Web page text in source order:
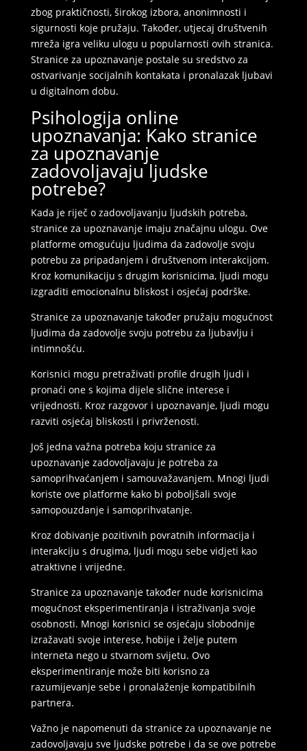
zbog praktičnosti, širokog izbora, anonimnosti i
sigurnosti koje pružaju. Također, utjecaj društvenih
mreža igra veliku ulogu u popularnosti ovih stranica.
Stranice za upoznavanje postale su sredstvo za
ostvarivanje socijalnih kontakata i pronalazak ljubavi
u digitalnom dobu.
Psihologija online
upoznavanja: Kako stranice
za upoznavanje
zadovoljavaju ljudske
potrebe?
Kada je riječ o zadovoljavanju ljudskih potreba,
stranice za upoznavanje imaju značajnu ulogu. Ove
platforme omogućuju ljudima da zadovolje svoju
potrebu za pripadanjem i društvenom interakcijom.
Kroz komunikaciju s drugim korisnicima, ljudi mogu
izgraditi emocionalnu bliskost i osjećaj podrške.
Stranice za upoznavanje također pružaju mogućnost
ljudima da zadovolje svoju potrebu za ljubavlju i
intimnošću.
Korisnici mogu pretraživati profile drugih ljudi i
pronaći one s kojima dijele slične interese i
vrijednosti. Kroz razgovor i upoznavanje, ljudi mogu
razviti osjećaj bliskosti i privrženosti.
Još jedna važna potreba koju stranice za
upoznavanje zadovoljavaju je potreba za
samoprihvaćanjem i samouvažavanjem. Mnogi ljudi
koriste ove platforme kako bi poboljšali svoje
samopouzdanje i samoprihvatanje.
Kroz dobivanje pozitivnih povratnih informacija i
interakciju s drugima, ljudi mogu sebe vidjeti kao
atraktivne i vrijedne.
Stranice za upoznavanje također nude korisnicima
mogućnost eksperimentiranja i istraživanja svoje
osobnosti. Mnogi korisnici se osjećaju slobodnije
izražavati svoje interese, hobije i želje putem
interneta nego u stvarnom svijetu. Ovo
eksperimentiranje može biti korisno za
razumijevanje sebe i pronalaženje kompatibilnih
partnera.
Važno je napomenuti da stranice za upoznavanje ne
zadovoljavaju sve ljudske potrebe i da se ove potrebe